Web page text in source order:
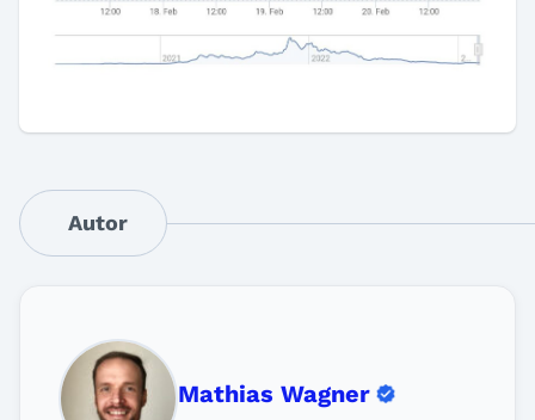
Autor
Mathias Wagner